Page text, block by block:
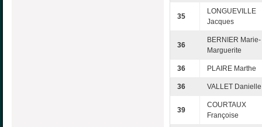
35
LONGUEVILLE
Jacques
36
BERNIER Marie-
Marguerite
36 PLAIRE Marthe
36 VALLET Danielle
39
COURTAUX
Françoise